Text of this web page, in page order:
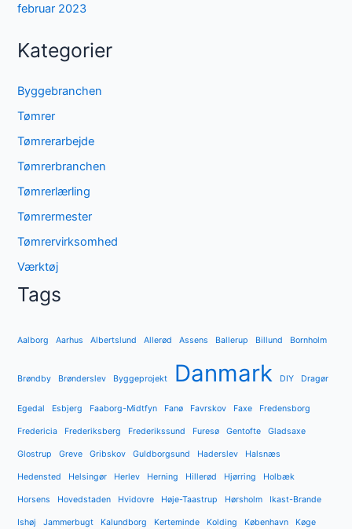
februar 2023
Kategorier
Byggebranchen
Tømrer
Tømrerarbejde
Tømrerbranchen
Tømrerlærling
Tømrermester
Tømrervirksomhed
Værktøj
Tags
Aalborg Aarhus Albertslund Allerød Assens Ballerup Billund Bornholm
Brøndby Brønderslev Byggeprojekt Danmark DIY Dragør
Egedal Esbjerg Faaborg-Midtfyn Fanø Favrskov Faxe Fredensborg
Fredericia Frederiksberg Frederikssund Furesø Gentofte Gladsaxe
Glostrup Greve Gribskov Guldborgsund Haderslev Halsnæs
Hedensted Helsingør Herlev Herning Hillerød Hjørring Holbæk
Horsens Hovedstaden Hvidovre Høje-Taastrup Hørsholm Ikast-Brande
Ishøj Jammerbugt Kalundborg Kerteminde Kolding København Køge